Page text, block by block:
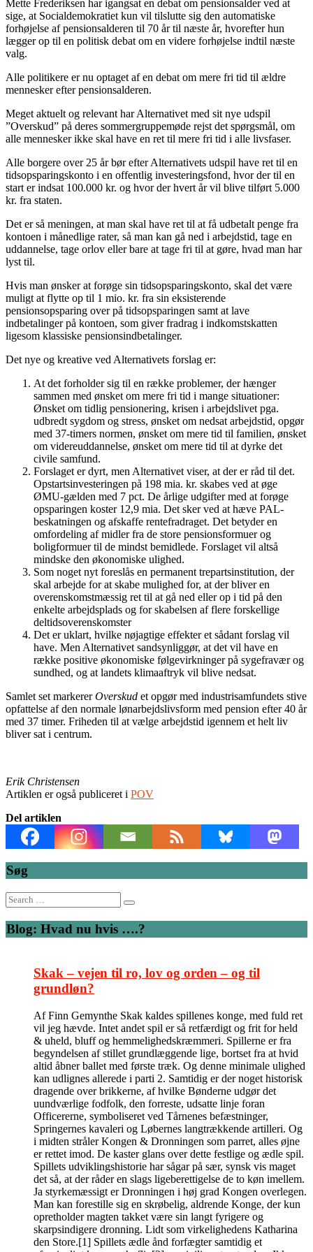
Mette Frederiksen har igangsat en debat om pensionsalder ved at
sige, at Socialdemokratiet kun vil tilslutte sig den automatiske
forhøjelse af pensionsalderen til 70 år til næste år, hvorefter hun
lægger op til en politisk debat om en videre forhøjelse indtil næste
valg.
Alle politikere er nu optaget af en debat om mere fri tid til ældre
mennesker efter pensionsalderen.
Meget aktuelt og relevant har Alternativet med sit nye udspil
”Overskud” på deres sommergruppemøde rejst det spørgsmål, om
alle mennesker ikke skal have en ret til mere fri tid i alle livsfaser.
Alle borgere over 25 år bør efter Alternativets udspil have ret til en
tidsopsparingskonto i en offentlig investeringsfond, hvor der til en
start er indsat 100.000 kr. og hvor der hvert år vil blive tilført 5.000
kr. fra staten.
Det er så meningen, at man skal have ret til at få udbetalt penge fra
kontoen i månedlige rater, så man kan gå ned i arbejdstid, tage en
uddannelse, tage orlov eller bare at tage fri til at gøre, hvad man har
lyst til.
Hvis man ønsker at forøge sin tidsopsparingskonto, skal det være
muligt at flytte op til 1 mio. kr. fra sin eksisterende
pensionsopsparing over på tidsopsparingen samt at lave
indbetalinger på kontoen, som giver fradrag i indkomstskatten
ligesom klassiske pensionsindbetalinger.
Det nye og kreative ved Alternativets forslag er:
At det forholder sig til en række problemer, der hænger
sammen med ønsket om mere fri tid i mange situationer:
Ønsket om tidlig pensionering, krisen i arbejdslivet pga.
udbredt sygdom og stress, ønsket om nedsat arbejdstid, opgør
med 37-timers normen, ønsket om mere tid til familien, ønsket
om videreuddannelse, ønsket om mere tid til at dyrke det
civile samfund.
Forslaget er dyrt, men Alternativet viser, at der er råd til det.
Opstartsinvesteringen på 198 mia. kr. skabes ved at øge
ØMU-gælden med 7 pct. De årlige udgifter med at forøge
opsparingen koster 12,9 mia. Det sker ved at hæve PAL-
beskatningen og afskaffe rentefradraget. Det betyder en
omfordeling af midler fra de store pensionsformuer og
boligformuer til de mindst bemidlede. Forslaget vil altså
mindske den økonomiske ulighed.
Som noget nyt foreslås en permanent trepartsinstitution, der
skal arbejde for at skabe mulighed for, at der bliver en
overenskomstmæssig ret til at gå ned eller op i tid på den
enkelte arbejdsplads og for skabelsen af flere forskellige
deltidsoverenskomster
Det er uklart, hvilke nøjagtige effekter et sådant forslag vil
have. Men Alternativet sandsynliggør, at det vil have en
række positive økonomiske følgevirkninger på sygefravær og
sundhed, og at landets klimaaftryk vil blive nedsat.
Samlet set markererOverskud et opgør med industrisamfundets stive
opfattelse af den normale lønarbejdslivsform med pension efter 40 år
med 37 timer. Friheden til at vælge arbejdstid igennem et helt liv
bliver sat i centrum.
Erik Christensen
Artiklen er også publiceret i POV
Del artiklen
Søg
Search
for:
Blog: Hvad nu hvis ….?
Skak – vejen til ro, lov og orden – og til
grundløn?
Af Finn Gemynthe Skak kaldes spillenes konge, med fuld ret
vil jeg hævde. Intet andet spil er så retfærdigt og frit for held
& uheld, bluff og hemmelighedskræmmeri. Spillerne er fra
begyndelsen af stillet grundlæggende lige, bortset fra at hvid
altid åbner ballet med første træk. Og denne minimale ulighed
kan udlignes allerede i parti 2. Samtidig er der noget historisk
dragende over brikkerne, af hvilke Bønderne udgør det
uundværlige fodfolk, den forreste, udsatte linje foran
Officererne, symboliseret ved Tårnenes befæstninger,
Springernes kavaleri og Løbernes langtrækkende artilleri. Og
i midten stråler Kongen & Dronningen som parret, alles øjne
er rettet imod. De kaster glans over dette festlige og ædle spil.
Spillets udviklingshistorie har sågar på sær, synsk vis maget
det så, at der råder en slags ligeberettigelse de to køn imellem.
Ja styrkemæssigt er Dronningen i høj grad Kongen overlegen.
Man kan forestille sig en skrøbelig, aldrende Konge, der kun
opretholder magten takket være sin langt fyrigere og
skarpsindigere dronning. Lidt som virkelighedens Katharina
den Store.[1] Spillets ædle ånd forfægter samtidig et